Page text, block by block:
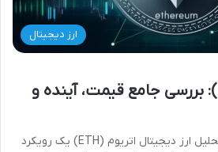
ارز دیجیتال
تحلیل اتریوم (ETH): بررسی جامع قیمت، آینده و
تحلیل ارز دیجیتال اتریوم تحلیل ارز دیجیتال اتریوم (ETH) یک رویکرد